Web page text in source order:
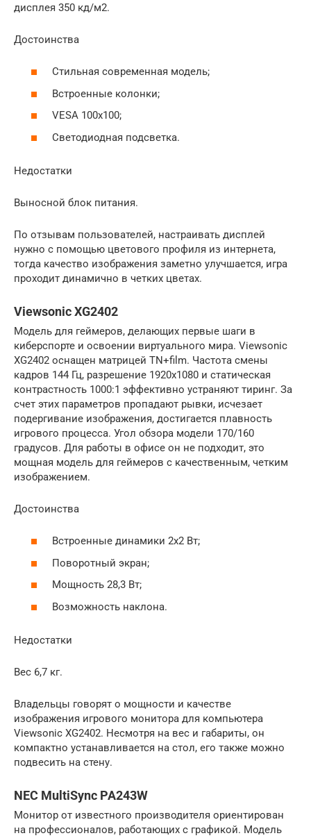
дисплея 350 кд/м2.
Достоинства
Стильная современная модель;
Встроенные колонки;
VESA 100х100;
Светодиодная подсветка.
Недостатки
Выносной блок питания.
По отзывам пользователей, настраивать дисплей
нужно с помощью цветового профиля из интернета,
тогда качество изображения заметно улучшается, игра
проходит динамично в четких цветах.
Viewsonic XG2402
Модель для геймеров, делающих первые шаги в
киберспорте и освоении виртуального мира. Viewsonic
XG2402 оснащен матрицей TN+film. Частота смены
кадров 144 Гц, разрешение 1920х1080 и статическая
контрастность 1000:1 эффективно устраняют тиринг. За
счет этих параметров пропадают рывки, исчезает
подергивание изображения, достигается плавность
игрового процесса. Угол обзора модели 170/160
градусов. Для работы в офисе он не подходит, это
мощная модель для геймеров с качественным, четким
изображением.
Достоинства
Встроенные динамики 2х2 Вт;
Поворотный экран;
Мощность 28,3 Вт;
Возможность наклона.
Недостатки
Вес 6,7 кг.
Владельцы говорят о мощности и качестве
изображения игрового монитора для компьютера
Viewsonic XG2402. Несмотря на вес и габариты, он
компактно устанавливается на стол, его также можно
подвесить на стену.
NEC MultiSync PA243W
Монитор от известного производителя ориентирован
на профессионалов, работающих с графикой. Модель